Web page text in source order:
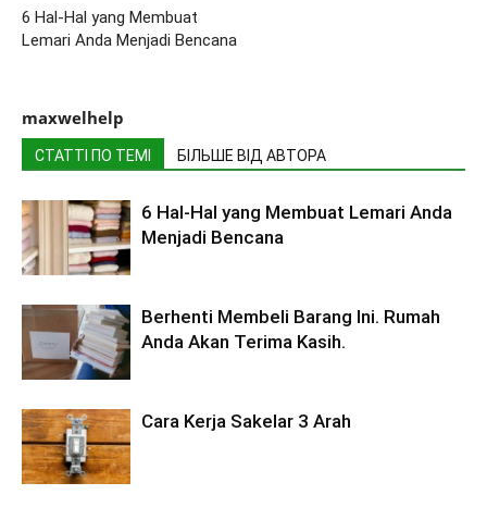
6 Hal-Hal yang Membuat
Lemari Anda Menjadi Bencana
maxwelhelp
СТАТТІ ПО ТЕМІ БІЛЬШЕ ВІД АВТОРА
6 Hal-Hal yang Membuat Lemari Anda
Menjadi Bencana
Berhenti Membeli Barang Ini. Rumah
Anda Akan Terima Kasih.
Cara Kerja Sakelar 3 Arah